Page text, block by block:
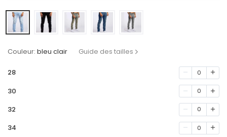
Couleur: bleu clair Guide des tailles
28 0
30 0
32 0
34 0